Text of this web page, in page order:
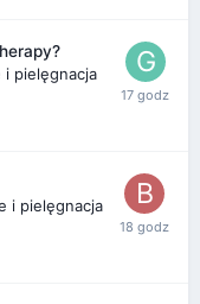
i pielęgnacja
i pielęgnacja